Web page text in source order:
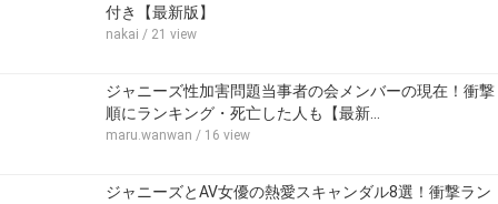
付き【最新版】
nakai / 21 view
ジャニーズ性加害問題当事者の会メンバーの現在！衝撃
順にランキング・死亡した人も【最新…
maru.wanwan / 16 view
ジャニーズとAV女優の熱愛スキャンダル8選！衝撃ラン